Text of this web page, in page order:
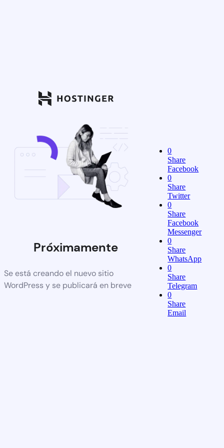
Próximamente
Se está creando el nuevo sitio
WordPress y se publicará en breve
0
Share
Facebook
0
Share
Twitter
0
Share
Facebook
Messenger
0
Share
WhatsApp
0
Share
Telegram
0
Share
Email